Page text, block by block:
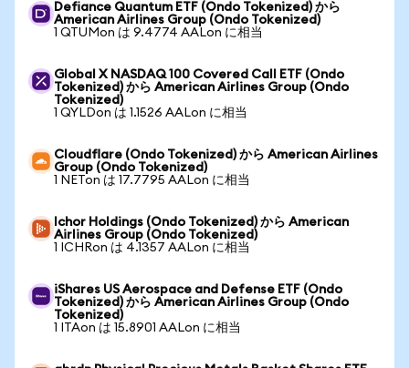
Defiance Quantum ETF (Ondo Tokenized) から
American Airlines Group (Ondo Tokenized)
1 QTUMon は 9.4774 AALon に相当
Global X NASDAQ 100 Covered Call ETF (Ondo
Tokenized) から American Airlines Group (Ondo
Tokenized)
1 QYLDon は 1.1526 AALon に相当
Cloudflare (Ondo Tokenized) から American Airlines
Group (Ondo Tokenized)
1 NETon は 17.7795 AALon に相当
Ichor Holdings (Ondo Tokenized) から American
Airlines Group (Ondo Tokenized)
1 ICHRon は 4.1357 AALon に相当
iShares US Aerospace and Defense ETF (Ondo
Tokenized) から American Airlines Group (Ondo
Tokenized)
1 ITAon は 15.8901 AALon に相当